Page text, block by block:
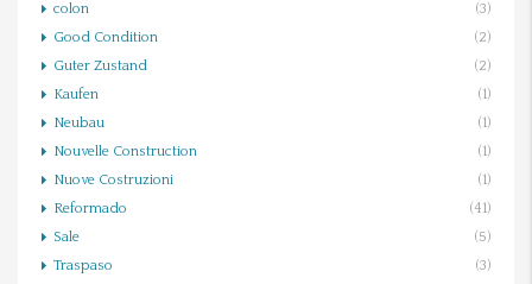
colon
(3)
Good Condition
(2)
Guter Zustand
(2)
Kaufen
(1)
Neubau
(1)
Nouvelle Construction
(1)
Nuove Costruzioni
(1)
Reformado
(41)
Sale
(5)
Traspaso
(3)